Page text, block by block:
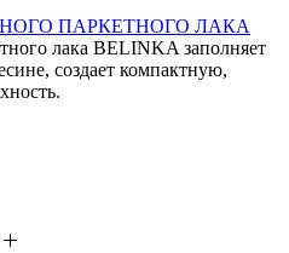
ПАРКЕТНОГО ЛАКА
лака BELINKA заполняет
создает компактную,